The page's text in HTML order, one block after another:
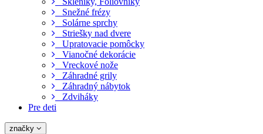
Snežné frézy
Solárne sprchy
Striešky nad dvere
Upratovacie pomôcky
Vianočné dekorácie
Vreckové nože
Záhradné grily
Záhradný nábytok
Zdviháky
Pre deti
značky